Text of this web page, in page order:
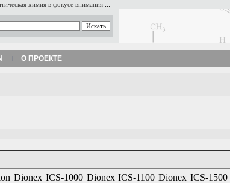
химия в фокусе внимания :::
О ПРОЕКТЕ
Dionex ICS-1000 Dionex ICS-1100 Dionex ICS-